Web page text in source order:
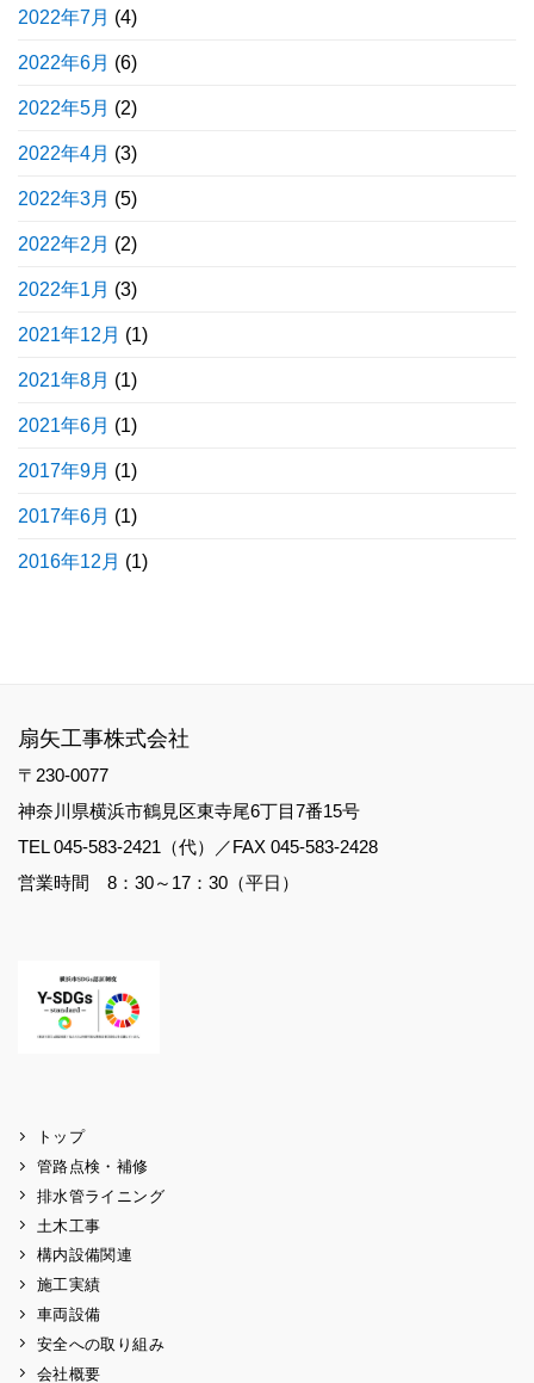
2022年7月 (4)
2022年6月 (6)
2022年5月 (2)
2022年4月 (3)
2022年3月 (5)
2022年2月 (2)
2022年1月 (3)
2021年12月 (1)
2021年8月 (1)
2021年6月 (1)
2017年9月 (1)
2017年6月 (1)
2016年12月 (1)
扇矢工事株式会社
〒230-0077
神奈川県横浜市鶴見区東寺尾6丁目7番15号
TEL 045-583-2421（代）／FAX 045-583-2428
営業時間 8：30～17：30（平日）
トップ
管路点検・補修
排水管ライニング
土木工事
構内設備関連
施工実績
車両設備
安全への取り組み
会社概要